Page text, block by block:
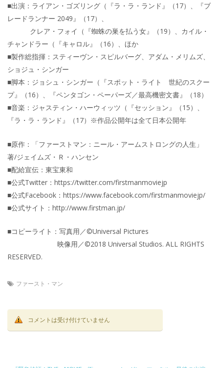
■出演：ライアン・ゴズリング（『ラ・ラ・ランド』（17）、『ブ
レードランナー 2049』（17）、
クレア・フォイ（『蜘蛛の巣を払う女』（19）、カイル・
チャンドラー（『キャロル』（16）、ほか
■製作総指揮：スティーヴン・スピルバーグ、アダム・メリムズ、
ショジュ・シンガー
■脚本：ジョシュ・シンガー（『スポット・ライト 世紀のスクー
プ』（16）、『ペンタゴン・ペーパーズ／最高機密文書』（18）
■音楽：ジャスティン・ハーウィッツ（『セッション』（15）、
『ラ・ラ・ランド』（17）※作品公開年は全て日本公開年
■原作：「ファーストマン：ニール・アームストロングの人生」
著/ジェイムズ・Ｒ・ハンセン
■配給宣伝：東宝東和
■公式Twitter：https://twitter.com/firstmanmoviejp
■公式Facebook：https://www.facebook.com/firstmanmoviejp/
■公式サイト：http://www.firstman.jp/
■コピーライト：写真用／©Universal Pictures
映像用／©2018 Universal Studios. ALL RIGHTS
RESERVED.
ファースト・マン
コメントは受け付けていません